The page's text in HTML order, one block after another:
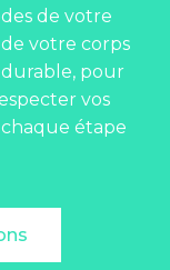
de votre
votre corps
pour
vos
étape